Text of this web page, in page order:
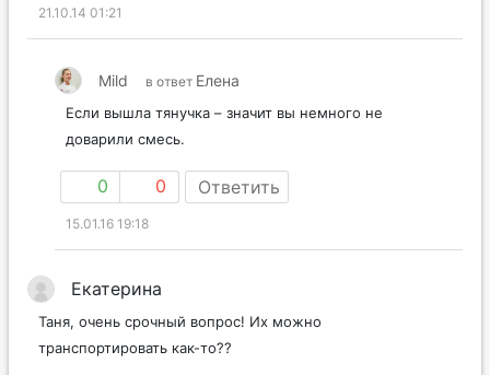
21.10.14 01:21
Mild в ответ Елена
Если вышла тянучка – значит вы немного не
доварили смесь.
0 0 Ответить
15.01.16 19:18
Екатерина
Таня, очень срочный вопрос! Их можно
транспортировать как-то??